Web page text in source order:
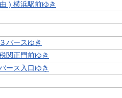
) 横浜駅前ゆき
バースゆき
関正門前ゆき
ース入口ゆき